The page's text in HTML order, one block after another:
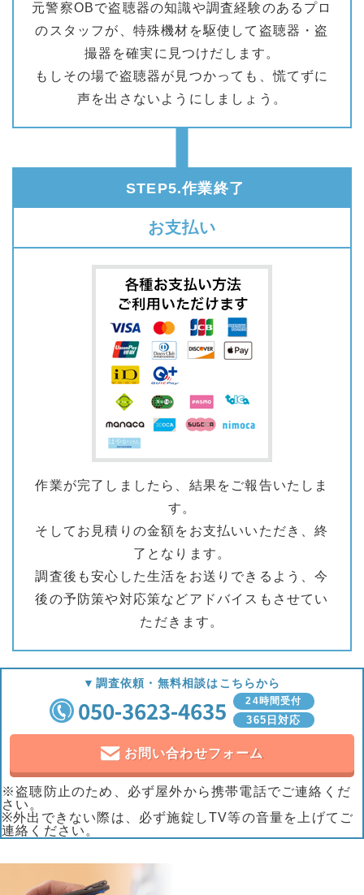
元警察OBで盗聴器の知識や調査経験のあるプロ
のスタッフが、特殊機材を駆使して盗聴器・盗
撮器を確実に見つけだします。
もしその場で盗聴器が見つかっても、慌てずに
声を出さないようにしましょう。
STEP5.作業終了
お支払い
作業が完了しましたら、結果をご報告いたしま
す。
そしてお見積りの金額をお支払いいただき、終
了となります。
調査後も安心した生活をお送りできるよう、今
後の予防策や対応策などアドバイスもさせてい
ただきます。
▼調査依頼・無料相談はこちらから
050-3623-4635 24時間受付
365日対応
お問い合わせフォーム
※盗聴防止のため、必ず屋外から携帯電話でご連絡くだ
さい。
※外出できない際は、必ず施錠しTV等の音量を上げてご
連絡ください。